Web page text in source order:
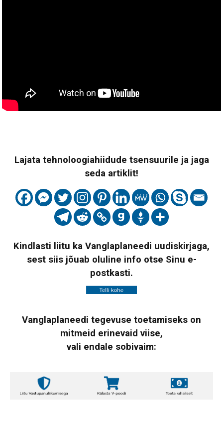
Lajata tehnoloogiahiidude tsensuurile ja jaga
seda artiklit!
Kindlasti liitu ka Vanglaplaneedi uudiskirjaga,
sest siis jõuab oluline info otse Sinu e-
postkasti.
Vanglaplaneedi tegevuse toetamiseks on
mitmeid erinevaid viise,
vali endale sobivaim: